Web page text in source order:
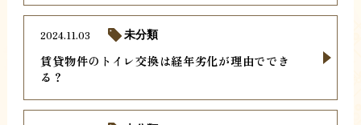
賃貸物件のトイレ交換は経年劣化が理由ででき
る？
2024.11.03 未分類